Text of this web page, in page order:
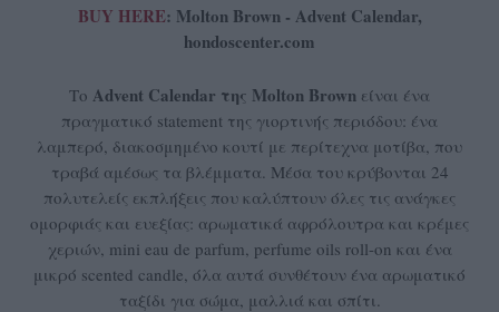
BUY HERE: Molton Brown - Advent Calendar,
hondoscenter.com
Το Advent Calendar της Molton Brown είναι ένα
πραγματικό statement της γιορτινής περιόδου: ένα
λαμπερό, διακοσμημένο κουτί με περίτεχνα μοτίβα, που
τραβά αμέσως τα βλέμματα. Μέσα του κρύβονται 24
πολυτελείς εκπλήξεις που καλύπτουν όλες τις ανάγκες
ομορφιάς και ευεξίας: αρωματικά αφρόλουτρα και κρέμες
χεριών, mini eau de parfum, perfume oils roll-on και ένα
μικρό scented candle, όλα αυτά συνθέτουν ένα αρωματικό
ταξίδι για σώμα, μαλλιά και σπίτι.